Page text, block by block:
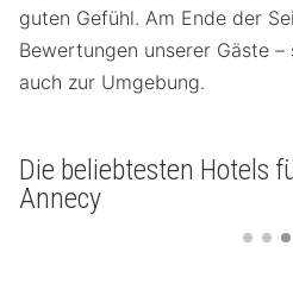
guten Gefühl. Am Ende der
Bewertungen unserer Gäste
auch zur Umgebung.
Die beliebtesten Hotels
Annecy